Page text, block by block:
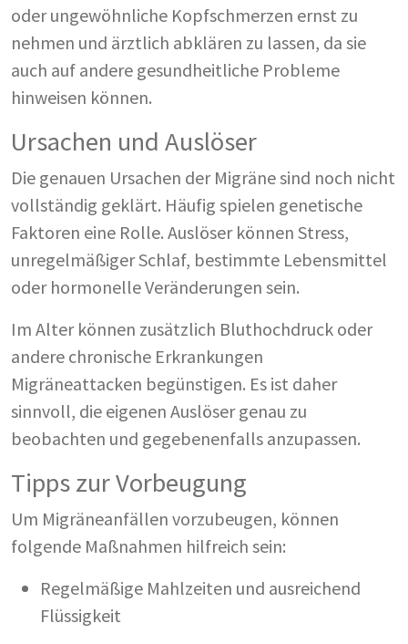
oder ungewöhnliche Kopfschmerzen ernst zu
nehmen und ärztlich abklären zu lassen, da sie
auch auf andere gesundheitliche Probleme
hinweisen können.
Ursachen und Auslöser
Die genauen Ursachen der Migräne sind noch nicht
vollständig geklärt. Häufig spielen genetische
Faktoren eine Rolle. Auslöser können Stress,
unregelmäßiger Schlaf, bestimmte Lebensmittel
oder hormonelle Veränderungen sein.
Im Alter können zusätzlich Bluthochdruck oder
andere chronische Erkrankungen
Migräneattacken begünstigen. Es ist daher
sinnvoll, die eigenen Auslöser genau zu
beobachten und gegebenenfalls anzupassen.
Tipps zur Vorbeugung
Um Migräneanfällen vorzubeugen, können
folgende Maßnahmen hilfreich sein:
Regelmäßige Mahlzeiten und ausreichend
Flüssigkeit